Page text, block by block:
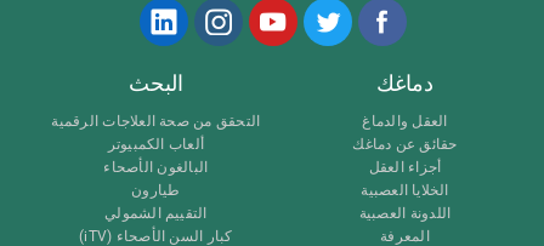
دماغك
العقل والدماغ
حقائق عن دماغك
أجزاء العقل
الخلايا العصبية
اللدونة العصبية
المعرفة
البحث
التحقق من صحة العلاجات الرقمية
ألعاب الكمبيوتر
البالغون الأصحاء
طيارون
التقييم الشمولي
كبار السن الأصحاء (iTV)